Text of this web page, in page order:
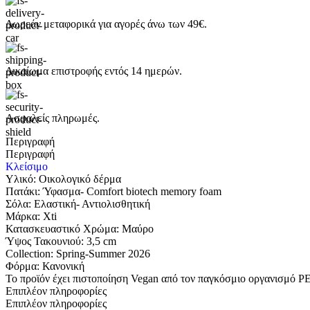
Δωρεάν μεταφορικά για αγορές άνω των 49€.
Δικαίωμα επιστροφής εντός 14 ημερών.
Ασφαλείς πληρωμές.
Περιγραφή
Περιγραφή
Κλείσιμο
Υλικό: Οικολογικό δέρμα
Πατάκι: Ύφασμα- Comfort biotech memory foam
Σόλα: Eλαστική- Αντιολισθητική
Μάρκα: Xti
Κατασκευαστικό Χρώμα: Μαύρο
Ύψος Τακουνιού: 3,5 cm
Collection: Spring-Summer 2026
Φόρμα: Κανονική
Το προϊόν έχει πιστοποίηση Vegan από τον παγκόσμιο οργανισμό
Επιπλέον πληροφορίες
Επιπλέον πληροφορίες